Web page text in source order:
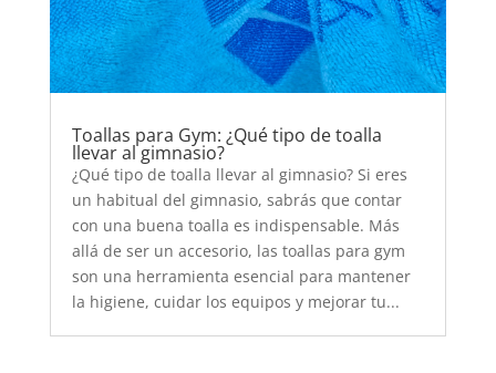
Toallas para Gym: ¿Qué tipo de toalla
llevar al gimnasio?
¿Qué tipo de toalla llevar al gimnasio? Si eres
un habitual del gimnasio, sabrás que contar
con una buena toalla es indispensable. Más
allá de ser un accesorio, las toallas para gym
son una herramienta esencial para mantener
la higiene, cuidar los equipos y mejorar tu...